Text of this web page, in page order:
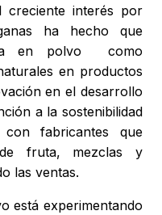
creciente interés por
ha hecho que
en polvo como
en productos
en el desarrollo
a la sostenibilidad
fabricantes que
fruta, mezclas y
las ventas.
está experimentando